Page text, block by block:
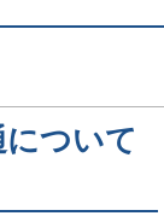
ついて